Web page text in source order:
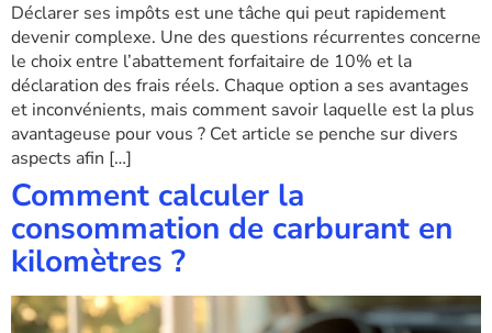
Déclarer ses impôts est une tâche qui peut rapidement
devenir complexe. Une des questions récurrentes concerne
le choix entre l’abattement forfaitaire de 10% et la
déclaration des frais réels. Chaque option a ses avantages
et inconvénients, mais comment savoir laquelle est la plus
avantageuse pour vous ? Cet article se penche sur divers
aspects afin […]
Comment calculer la
consommation de carburant en
kilomètres ?